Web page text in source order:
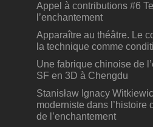
Appel à contributions #6
l’enchantement
Apparaître au théâtre. Le
la technique comme
Une fabrique chinoise de
SF en 3D à Chengdu
Stanisław Ignacy
moderniste dans l’histoire
de l’enchantement